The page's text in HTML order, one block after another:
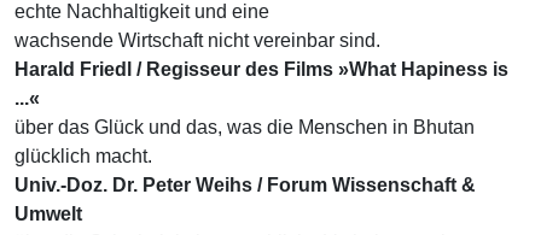
echte Nachhaltigkeit und eine
wachsende Wirtschaft nicht vereinbar sind.
Harald Friedl / Regisseur des Films »What Hapiness is
...«
über das Glück und das, was die Menschen in Bhutan
glücklich macht.
Univ.-Doz. Dr. Peter Weihs / Forum Wissenschaft &
Umwelt